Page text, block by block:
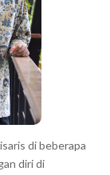
di beberapa
diri di